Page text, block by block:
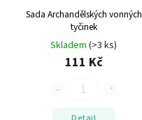
Sada Archandělských vonných
tyčinek
Skladem (>3 ks)
111 Kč